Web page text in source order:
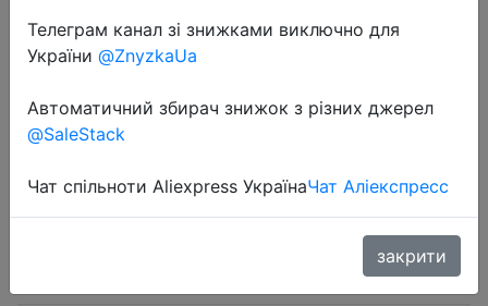
Management Wire Manager Cord
Holder USB Charging Data Line
Bobbin Winder Wall Mounted Hook
$0.85
Телеграм канал зі знижками виключно для
України @ZnyzkaUa
Автоматичний збирач знижок з різних джерел
@SaleStack
Чат спільноти Aliexpress УкраїнаЧат Аліекспресс
закрити